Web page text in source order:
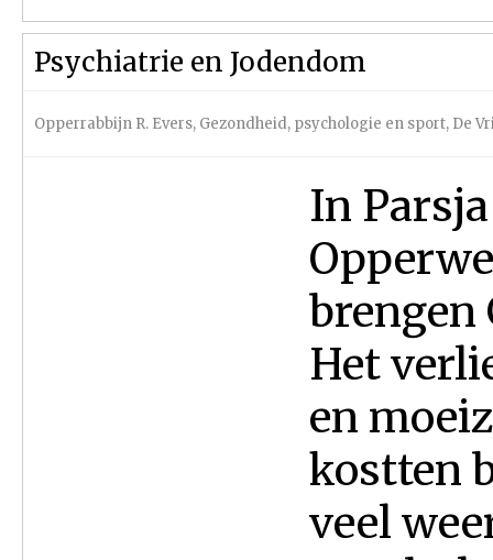
Psychiatrie en Jodendom
Opperrabbijn R. Evers, Gezondheid, psychologie en sport, De
In
brengen
Het
en
kostten
veel